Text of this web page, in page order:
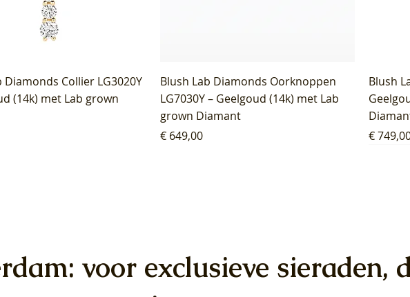
Diamonds Collier LG3020Y
(14k) met Lab grown
Blush Lab Diamonds Oorknoppen
LG7030Y – Geelgoud (14k) met Lab
grown Diamant
Prijs
€ 649,00
Blush
Prijs
€
voor exclusieve sieraden,